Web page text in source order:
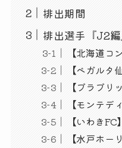
排出期間
排出選手『J2編
【北海道コ
【ベガルタ
【ブラブリ
【モンテデ
【いわきFC】
【水戸ホー